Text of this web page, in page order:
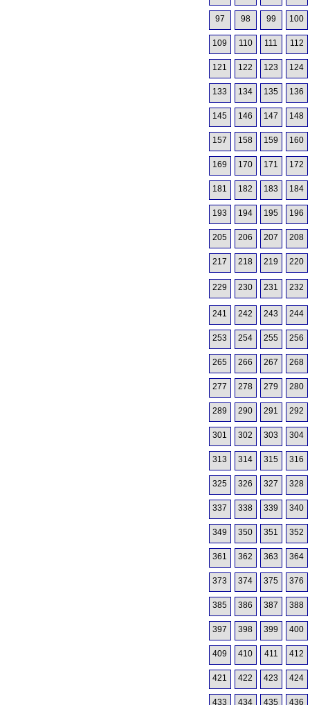
97 98 99 100
109 110 111 112
121 122 123 124
133 134 135 136
145 146 147 148
157 158 159 160
169 170 171 172
181 182 183 184
193 194 195 196
205 206 207 208
217 218 219 220
229 230 231 232
241 242 243 244
253 254 255 256
265 266 267 268
277 278 279 280
289 290 291 292
301 302 303 304
313 314 315 316
325 326 327 328
337 338 339 340
349 350 351 352
361 362 363 364
373 374 375 376
385 386 387 388
397 398 399 400
409 410 411 412
421 422 423 424
433 434 435 436